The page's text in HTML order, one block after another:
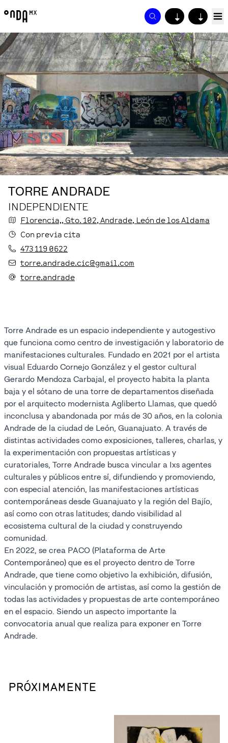
↓ ↓
TORRE ANDRADE
INDEPENDIENTE
Florencia,, Gto. 102, Andrade, León de los Aldama
Con previa cita
473 119 0622
torre.andrade.cic@gmail.com
torre.andrade
Torre Andrade es un espacio independiente y autogestivo
que funciona como centro de investigación y laboratorio de
manifestaciones culturales. Fundado en 2021 por el artista
visual Eduardo Cornejo González y el gestor cultural
Gerardo Mendoza Carbajal, el proyecto habita la planta
baja y el sótano de una torre de departamentos diseñada
por el arquitecto modernista Agliberto Llamas, que quedó
inconclusa y abandonada por más de 30 años, en la colonia
Andrade de la ciudad de León, Guanajuato. A través de
distintas actividades como exposiciones, talleres, charlas, y
la experimentación con propuestas artísticas y
curatoriales, Torre Andrade busca vincular a Ixs agentes
culturales y públicos entre sí, difundiendo y promoviendo,
con especial atención, las manifestaciones artísticas
contemporáneas desde Guanajuato y la región del Bajío,
así como con otras latitudes; dando visibilidad al
ecosistema cultural de la ciudad y construyendo
comunidad.
En 2022, se crea PACO (Plataforma de Arte
Contemporáneo) que es el proyecto dentro de Torre
Andrade, que tiene como objetivo la exhibición, difusión,
vinculación y promoción de artistas, así como la gestión de
todas las actividades y propuestas de arte contemporáneo
en el espacio. Siendo un aspecto importante la
convocatoria anual que realiza para exponer en Torre
Andrade.
PRÓXIMAMENTE